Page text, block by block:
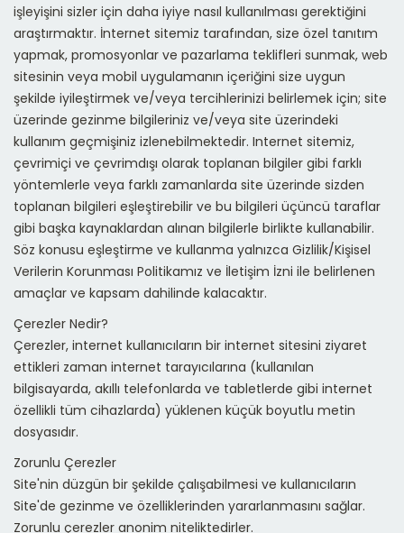
işleyişini sizler için daha iyiye nasıl kullanılması gerektiğini
araştırmaktır. İnternet sitemiz tarafından, size özel tanıtım
yapmak, promosyonlar ve pazarlama teklifleri sunmak, web
sitesinin veya mobil uygulamanın içeriğini size uygun
şekilde iyileştirmek ve/veya tercihlerinizi belirlemek için; site
üzerinde gezinme bilgileriniz ve/veya site üzerindeki
kullanım geçmişiniz izlenebilmektedir. Internet sitemiz,
çevrimiçi ve çevrimdışı olarak toplanan bilgiler gibi farklı
yöntemlerle veya farklı zamanlarda site üzerinde sizden
toplanan bilgileri eşleştirebilir ve bu bilgileri üçüncü taraflar
gibi başka kaynaklardan alınan bilgilerle birlikte kullanabilir.
Söz konusu eşleştirme ve kullanma yalnızca Gizlilik/Kişisel
Verilerin Korunması Politikamız ve İletişim İzni ile belirlenen
amaçlar ve kapsam dahilinde kalacaktır.
Çerezler Nedir?
Çerezler, internet kullanıcıların bir internet sitesini ziyaret
ettikleri zaman internet tarayıcılarına (kullanılan
bilgisayarda, akıllı telefonlarda ve tabletlerde gibi internet
özellikli tüm cihazlarda) yüklenen küçük boyutlu metin
dosyasıdır.
Zorunlu Çerezler
Site'nin düzgün bir şekilde çalışabilmesi ve kullanıcıların
Site'de gezinme ve özelliklerinden yararlanmasını sağlar.
Zorunlu çerezler anonim niteliktedirler.